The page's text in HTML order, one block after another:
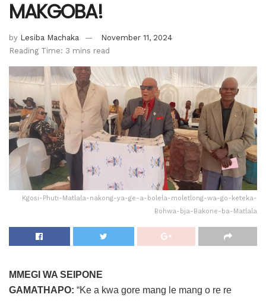
MAKGOBA!
by Lesiba Machaka
November 11, 2024
Reading Time: 3 mins read
Kgosi-Phuti-Matlala-nakong-ya-ge-a-bolela-moletlong-wa-go-keteka-
Bohwa-bja-Bakone-ba-Matlala
MMEGI WA SEIPONE
GAMATHAPO: “Ke a kwa gore mang le mang o re re